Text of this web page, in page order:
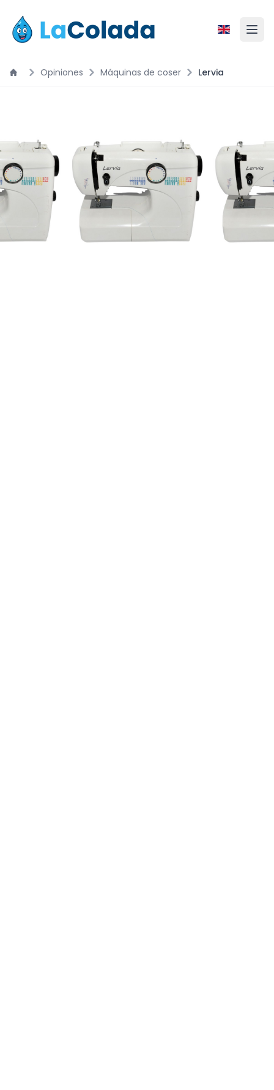
Opiniones Máquinas de coser Lervia